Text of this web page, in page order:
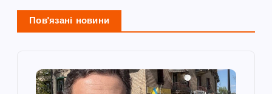
ц
Пов'язані новини